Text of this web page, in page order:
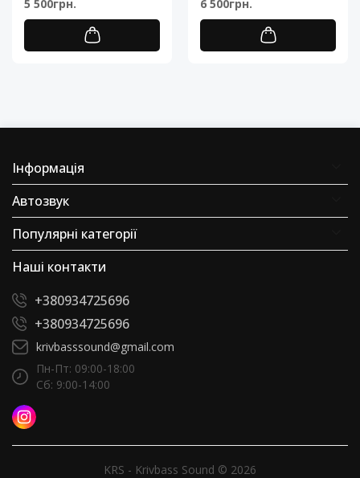
5 500грн. 6 500грн.
Інформація
Автозвук
Популярні категорії
Наші контакти
+380934725696
+380934725696
krivbasssound@gmail.com
Пн-Пт: 09:00-18:00
Сб: 9:00-14:00
KRS - Krivbass Sound © 2026